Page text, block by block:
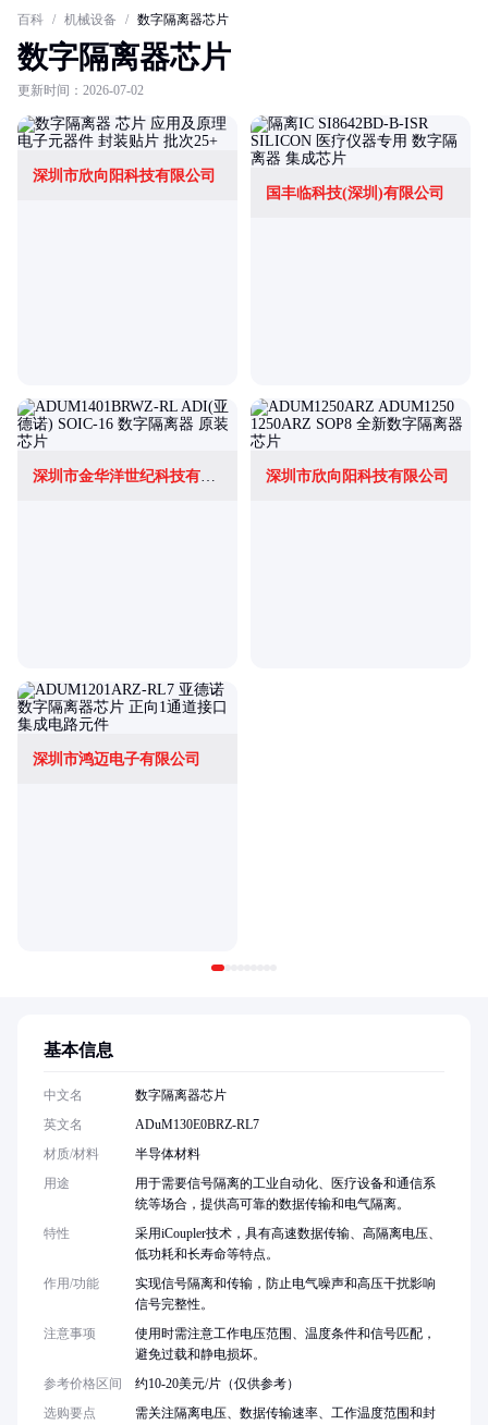
百科 / 机械设备 / 数字隔离器芯片
数字隔离器芯片
更新时间：2026-07-02
深圳市欣向阳科技有限公司
国丰临科技(深圳)有限公司
深圳市金华洋世纪科技有限公司 深圳市欣向阳科技有限公司
深圳市鸿迈电子有限公司
基本信息
中文名
数字隔离器芯片
英文名
ADuM130E0BRZ-RL7
材质/材料
半导体材料
用途
用于需要信号隔离的工业自动化、医疗设备和通信系
统等场合，提供高可靠的数据传输和电气隔离。
特性
采用iCoupler技术，具有高速数据传输、高隔离电压、
低功耗和长寿命等特点。
作用/功能
实现信号隔离和传输，防止电气噪声和高压干扰影响
信号完整性。
注意事项
使用时需注意工作电压范围、温度条件和信号匹配，
避免过载和静电损坏。
参考价格区间
约10-20美元/片（仅供参考）
选购要点
需关注隔离电压、数据传输速率、工作温度范围和封